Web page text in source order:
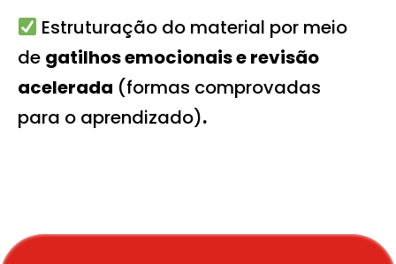
Estruturação do material por meio
de gatilhos emocionais e revisão
acelerada (formas comprovadas
para o aprendizado).